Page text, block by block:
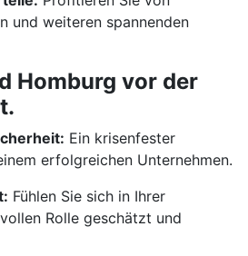
und weiteren spannenden
Homburg vor der
Ein krisenfester
erfolgreichen Unternehmen.
Fühlen Sie sich in Ihrer
Rolle geschätzt und